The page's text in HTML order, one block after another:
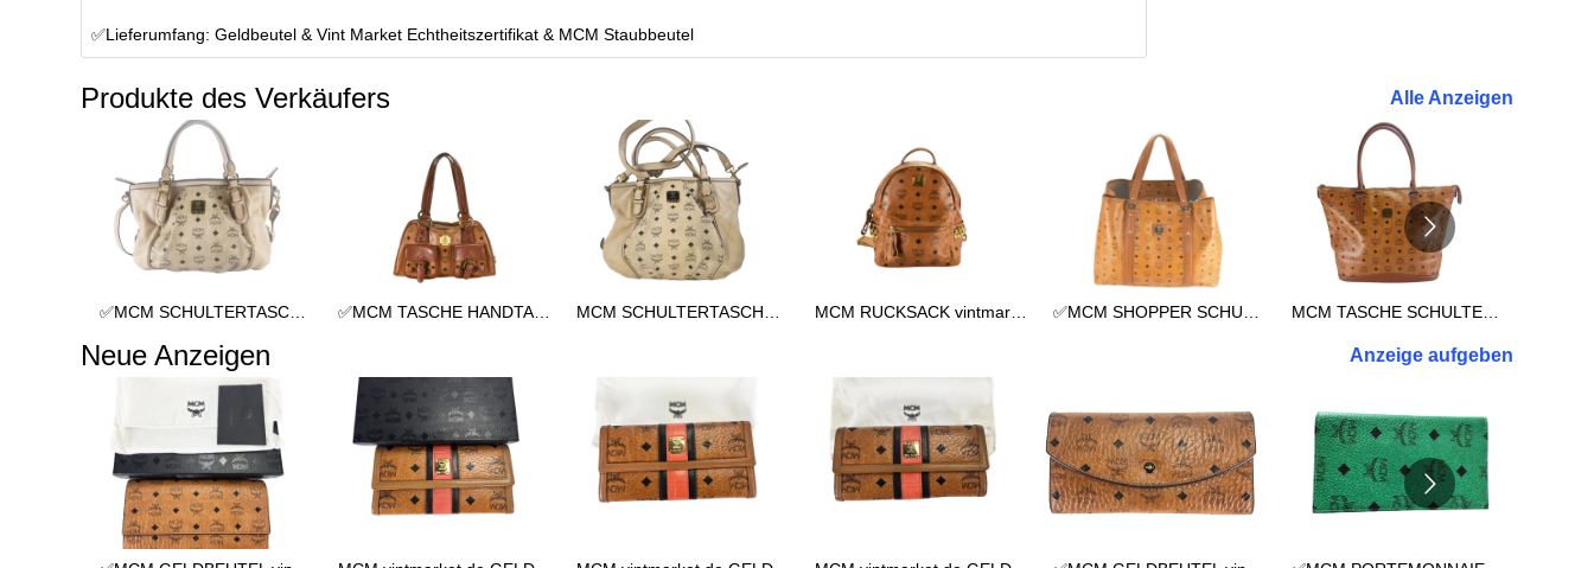
✅Lieferumfang: Geldbeutel & Vint Market Echtheitszertifikat & MCM Staubbeutel
Produkte des Verkäufers Alle Anzeigen
✅MCM SCHULTERTASCHE vintmarket.de TASCHE CROSSBODY BEIGE 2352 ✅MCM TASCHE HANDTASCHE vintmarket.de COGNAC 2248 MCM SCHULTERTASCHE vintmarket.de TASCHE CROSSBODY BEIGE 2574 MCM RUCKSACK vintmarkert.de KLEIN LEDERRUCKSACK LEDER COGNAC 2473 ✅MCM SHOPPER SCHULTERTASCHE REISETASCHE TASCHE XXL COGNAC 3038 MCM TASCHE SCHULTERTASCHE vintmarket.de SHOPPER XL COGNAC 2714
Neue Anzeigen Anzeige aufgeben